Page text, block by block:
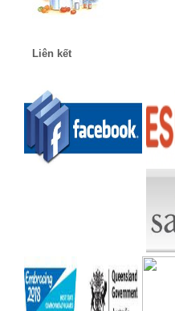
Liên kết